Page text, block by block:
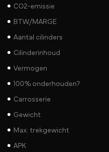
CO2-emissie
BTW/MARGE
Aantal cilinders
Cilinderinhoud
Vermogen
100% onderhouden?
Carrosserie
Gewicht
Max. trekgewicht
APK